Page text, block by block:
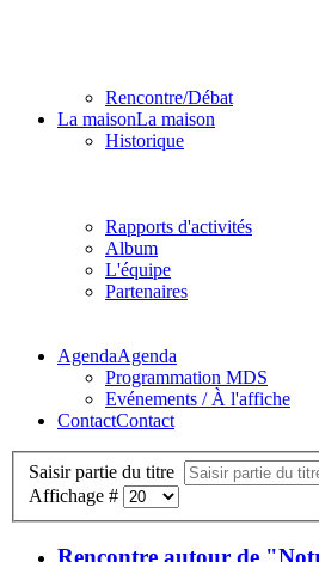
Rencontre/Débat
La maisonLa maison
Historique
Rapports d'activités
Album
L'équipe
Partenaires
AgendaAgenda
Programmation MDS
Evénements / À l'affiche
ContactContact
Saisir partie du titre
Affichage #